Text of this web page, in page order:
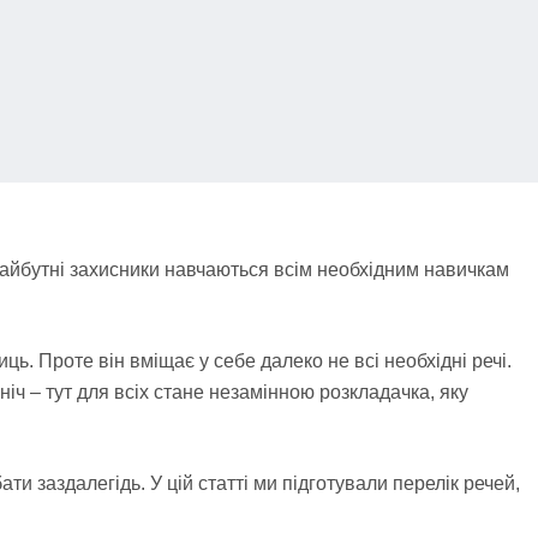
захисники навчаються всім необхідним навичкам
Проте він вміщає у себе далеко не всі необхідні речі.
– тут для всіх стане незамінною розкладачка, яку
У цій статті ми підготували перелік речей,